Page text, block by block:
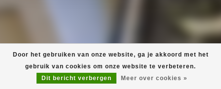
Door het gebruiken van onze website, ga je akkoord met het
gebruik van cookies om onze website te verbeteren.
Dit bericht verbergen
Meer over cookies »